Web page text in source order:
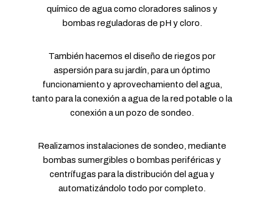
químico de agua como cloradores salinos y
bombas reguladoras de pH y cloro.
También hacemos el diseño de riegos por
aspersión para su jardín, para un óptimo
funcionamiento y aprovechamiento del agua,
tanto para la conexión a agua de la red potable o la
conexión a un pozo de sondeo.
Realizamos instalaciones de sondeo, mediante
bombas sumergibles o bombas periféricas y
centrífugas para la distribución del agua y
automatizándolo todo por completo.